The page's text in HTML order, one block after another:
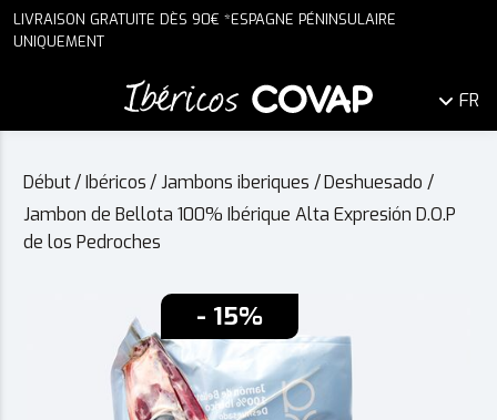
LIVRAISON GRATUITE DÈS 90€ *ESPAGNE PÉNINSULAIRE
UNIQUEMENT
FR
Début/Ibéricos /Jambons iberiques /Deshuesado /
Jambon de Bellota 100% Ibérique Alta Expresión D.O.P
de los Pedroches
- 15%